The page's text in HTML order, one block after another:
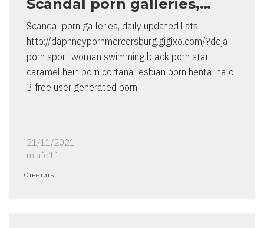
Scandal porn galleries,…
Scandal porn galleries, daily updated lists
http://daphneypornmercersburg.gigixo.com/?deja
porn sport woman swimming black porn star
caramel hein porn cortana lesbian porn hentai halo
3 free user generated porn
21/11/2021
miafq11
Ответить